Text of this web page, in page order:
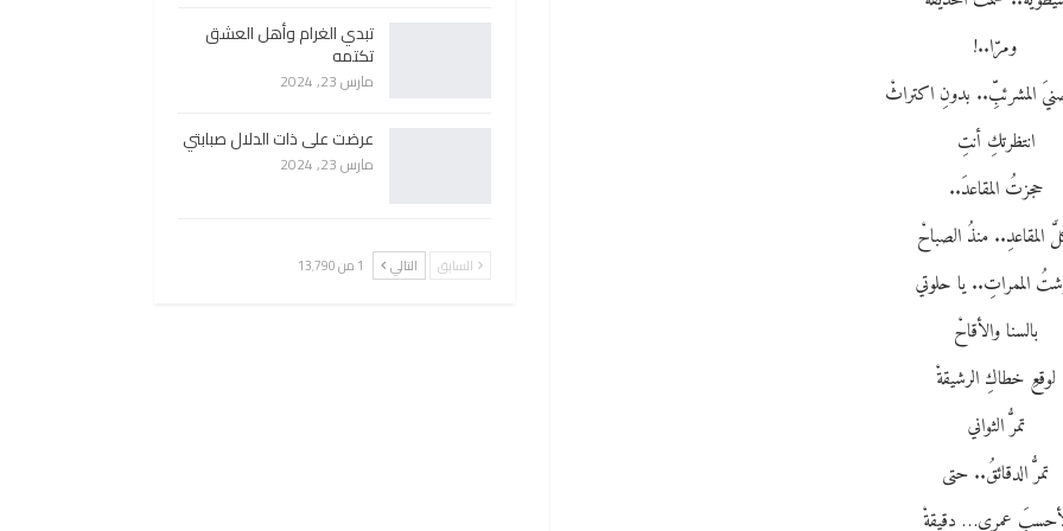
ومرّا..!
المشرئبِّ.. بدونِ اكتراثْ
انتظرتكِ أنتِ
حجزتُ المقاعدَ..
المقاعدِ.. منذُ الصباحْ
الممراتِ.. يا حلوتي
بالسنا والأقاحْ
لوقعِ خطاكِ الرشيقةْ
تمرُّ الثواني
تمرُّ الدقائقُ.. حتى
عمري… دقيقةْ
تبدي الغرام وأهل العشق
تكتمه
مارس 23, 2024
عرضت على ذات الدلال صبابتي
مارس 23, 2024
السابق التالي 1 من 13٬790